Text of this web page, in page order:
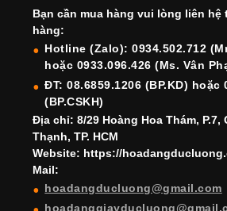
b
o
o
k
a
m
st dI
n
Bạn cần mua hàng vui lòng liên hệ
hàng:
Hotline (Zalo): 0934.502.712
hoặc 0933.096.426 (Ms. Vân
ĐT: 08.6859.1206 (BP.KD) hoặc
(BP.CSKH)
Địa chỉ: 8/29 Hoàng Hoa Thám, P.7,
Thạnh, TP. HCM
Website: https://
Mail:
hoadangducluong@gmail.com